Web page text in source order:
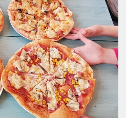
roku
na webu